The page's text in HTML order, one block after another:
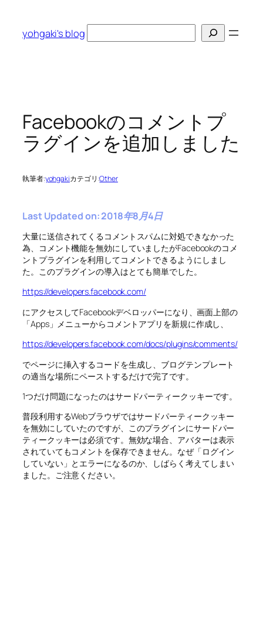
yohgaki's blog
索
Facebookのコメントプ
ラグインを追加しました
執筆者:yohgakiカテゴリ:Other
Last Updated on: 2018年8月4日
大量に送信されてくるコメントスパムに対処できなかった
為、コメント機能を無効にしていましたがFacebookのコメ
ントプラグインを利用してコメントできるようにしまし
た。このプラグインの導入はとても簡単でした。
https://developers.facebook.com/
にアクセスしてFacebookデベロッパーになり、画面上部の
「Apps」メニューからコメントアプリを新規に作成し、
https://developers.facebook.com/docs/plugins/comments/
でページに挿入するコードを生成し、ブログテンプレート
の適当な場所にペーストするだけで完了です。
1つだけ問題になったのはサードパーティークッキーです。
普段利用するWebブラウザではサードパーティークッキー
を無効にしていたのですが、このプラグインにサードパー
ティークッキーは必須です。無効な場合、アバターは表示
されていてもコメントを保存できません。なぜ「ログイン
していない」とエラーになるのか、しばらく考えてしまい
ました。ご注意ください。